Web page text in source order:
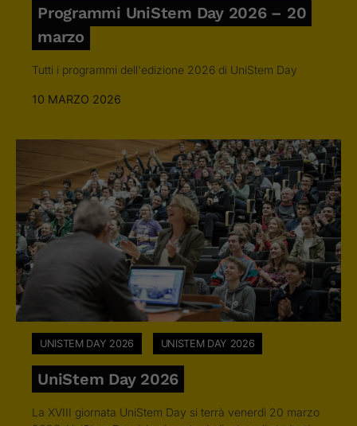
Programmi UniStem Day 2026 – 20
marzo
Tutti i programmi dell'edizione 2026 di UniStem Day
10 MARZO 2026
UNISTEM DAY 2026 UNISTEM DAY 2026
UniStem Day 2026
La XVIII giornata UniStem Day si terrà venerdì 20 marzo